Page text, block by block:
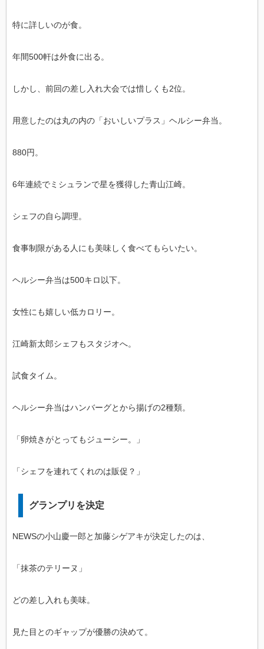
特に詳しいのが食。
年間500軒は外食に出る。
しかし、前回の差し入れ大会では惜しくも2位。
用意したのは丸の内の「おいしいプラス」ヘルシー弁当。
880円。
6年連続でミシュランで星を獲得した青山江崎。
シェフの自ら調理。
食事制限がある人にも美味しく食べてもらいたい。
ヘルシー弁当は500キロ以下。
女性にも嬉しい低カロリー。
江崎新太郎シェフもスタジオへ。
試食タイム。
ヘルシー弁当はハンバーグとから揚げの2種類。
「卵焼きがとってもジューシー。」
「シェフを連れてくれのは販促？」
グランプリを決定
NEWSの小山慶一郎と加藤シゲアキが決定したのは、
「抹茶のテリーヌ」
どの差し入れも美味。
見た目とのギャップが優勝の決めて。